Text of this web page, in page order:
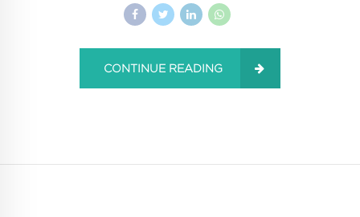
CONTINUE READING